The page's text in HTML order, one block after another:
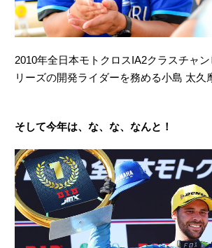
2010年全日本モトクロスIA2クラスチャ
リーズの開発ライダーを務める小島 太久
そして今年は、な、な、なんと！